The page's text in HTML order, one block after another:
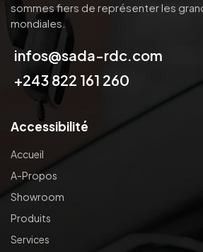
sommes fiers de représenter les
mondiales.
infos@sada-rdc.com
+243 822 161 260
Accessibilité
Accueil
A-Propos
Showroom
Produits
Services